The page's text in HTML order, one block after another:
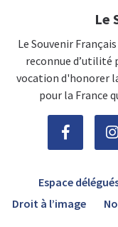
Le
Le Souvenir
reconnue d’utilité
vocation d'honorer
pour la France
Espace
Droit à l’image